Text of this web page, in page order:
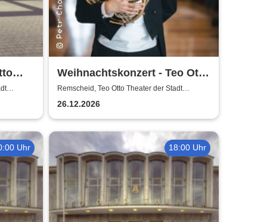
Weihnachtskonzert - Teo Otto
Theater der Stadt Remscheid
Remscheid, Teo Otto Theater der Stadt
26.12.2026
Uhr 18:00 Uhr